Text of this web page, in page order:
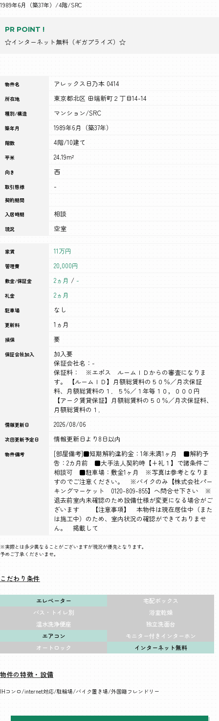
PR POINT !
☆インターネット無料（ギガプライズ）☆
1989年6月（築37年）/4階/SRC
物件名 アレックス日乃本 0414
所在地 東京都北区 田端新町２丁目14-14
種別/構造 マンション/SRC
築年月 1989年6月（築37年）
階数 4階/10建て
平米 24.19m²
向き 西
取引態様 -
契約期間
入居時期
相談
現況 空室
※実際とは多少異なることがございますが現況が優先となります。
予めご了承くださいませ。
家賃 11万円
管理費 20,000円
敷金/保証金 2ヵ月 / -
礼金 2ヵ月
駐車場 なし
更新料 1ヵ月
損保 要
保証会社加入
加入要
保証会社名：-
保証料： ※エポス ルームＩＤからの審査になりま
す。 【ルームＩＤ】月額総賃料の５０％／月次保証
料、月額総賃料の１．５％／１年毎１０，０００円
【アーク賃貸保証】月額総賃料の５０％／月次保証料、
月額総賃料の１．
情報更新日 2026/08/06
次回更新予定日 情報更新日より8日以内
物件備考
[部屋備考]■短期解約違約金：1年未満1ヶ月 ■解約予
告：2カ月前 ■大手法人契約時【+礼１】で諸条件ご
相談可 ■駐車場：敷金1ヶ月 ※写真は参考となりま
すのでご注意ください。 ※バイクのみ【株式会社パー
キングマーケット 0120-809-855】へ問合せ下さい ※
退去前室内未確認のため設備仕様が変更になる場合がご
ざいます 【注意事項】 本物件は現在居住中（また
は施工中）のため、室内状況の確認ができておりませ
ん。 掲載して
こだわり条件
エレベーター
宅配ボックス
バス・トイレ別
浴室乾燥
温水洗浄便座
独立洗面台
エアコン
モニター付きインターホン
オートロック
インターネット無料
物件の特徴・設備
IHコンロ internet対応 駐輪場 バイク置き場 外国籍フレンドリー